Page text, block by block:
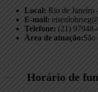
Local: Rio de Janeiro
E-mail:
Telefone: (21) 97948-
Área de atuação:São
Horário de